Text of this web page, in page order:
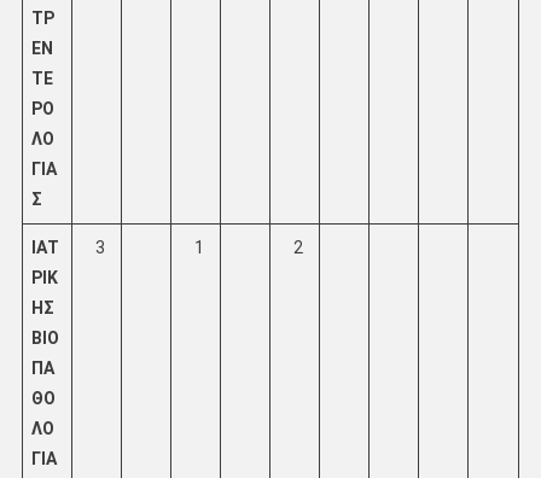
ΤΡ
ΕΝ
ΤΕ
ΡΟ
ΛΟ
ΓΙΑ
Σ
ΙΑΤ
ΡΙΚ
ΗΣ
ΒΙΟ
ΠΑ
ΘΟ
ΛΟ
ΓΙΑ
3 1 2